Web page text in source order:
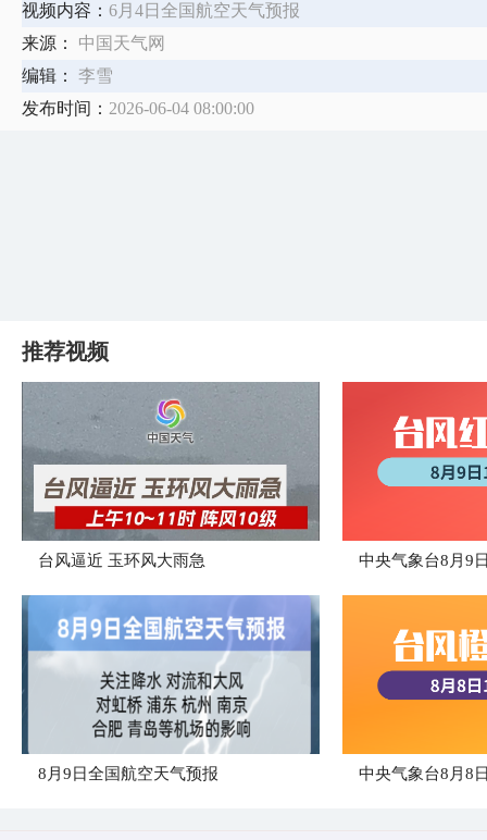
视频内容： 6月4日全国航空天气预报
来源：
中国天气网
编辑：
李雪
发布时间： 2026-06-04 08:00:00
推荐视频
台风逼近 玉环风大雨急
8月9日全国航空天气预报